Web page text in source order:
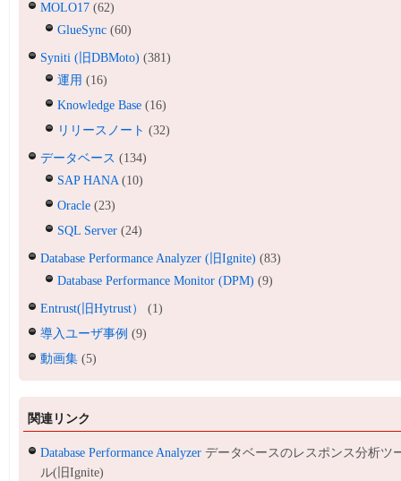
MOLO17 (62)
GlueSync (60)
Syniti (旧DBMoto) (381)
運用 (16)
Knowledge Base (16)
リリースノート (32)
データベース (134)
SAP HANA(10)
Oracle (23)
SQL Server (24)
Database Performance Analyzer (旧Ignite) (83)
Database Performance Monitor (DPM) (9)
Entrust(旧Hytrust）
(1)
導入ユーザ事例 (9)
動画集 (5)
関連リンク
Database Performance Analyzer データベースのレスポンス分析ツ
ル(旧Ignite)